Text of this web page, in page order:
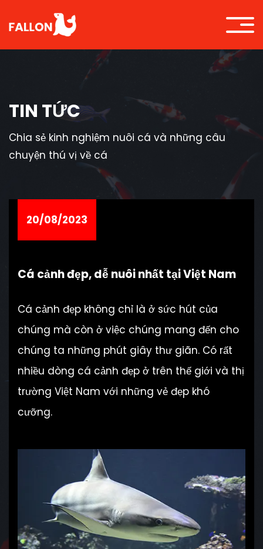
TIN TỨC
Chia sẻ kinh nghiệm nuôi cá và những câu
chuyện thú vị về cá
20/08/2023
Cá cảnh đẹp, dễ nuôi nhất tại Việt Nam
Cá cảnh đẹp không chỉ là ở sức hút của
chúng mà còn ở việc chúng mang đến cho
chúng ta những phút giây thư giãn. Có rất
nhiều dòng cá cảnh đẹp ở trên thế giới và thị
trường Việt Nam với những vẻ đẹp khó
cưỡng.